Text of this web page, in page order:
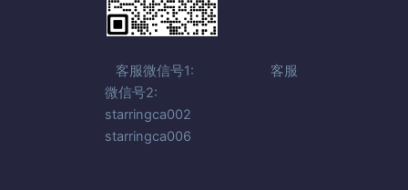
客服微信号1: 客服
微信号2:
starringca002
starringca006